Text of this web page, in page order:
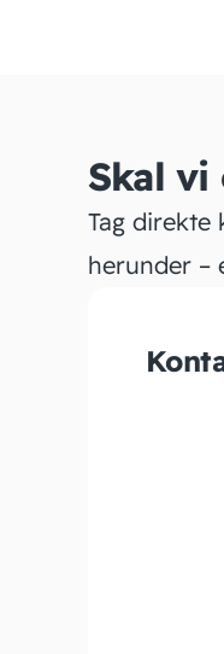
Skal vi
Tag
herunder –